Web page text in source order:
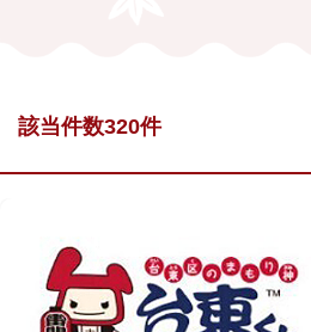
該当件数320件